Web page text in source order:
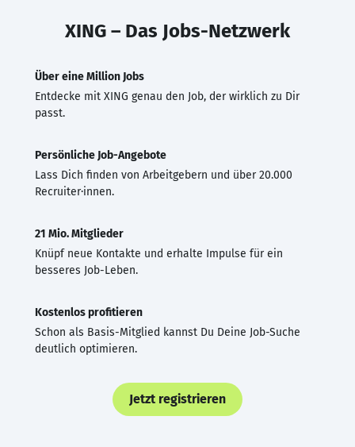
XING – Das Jobs-Netzwerk
Über eine Million Jobs
Entdecke mit XING genau den Job, der wirklich zu Dir
passt.
Persönliche Job-Angebote
Lass Dich finden von Arbeitgebern und über 20.000
Recruiter·innen.
21 Mio. Mitglieder
Knüpf neue Kontakte und erhalte Impulse für ein
besseres Job-Leben.
Kostenlos profitieren
Schon als Basis-Mitglied kannst Du Deine Job-Suche
deutlich optimieren.
Jetzt registrieren